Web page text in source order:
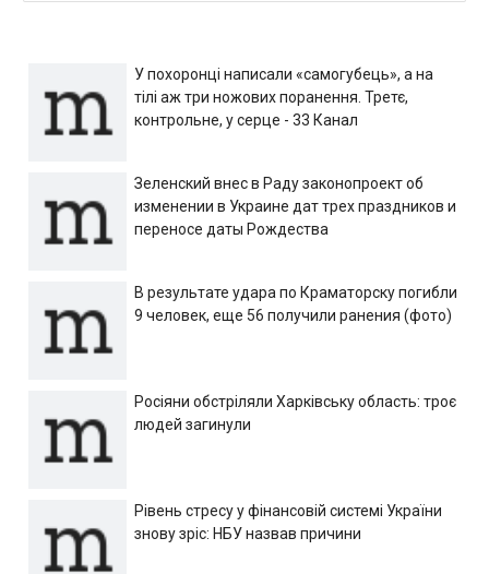
У похоронці написали «самогубець», а на
тілі аж три ножових поранення. Третє,
контрольне, у серце - 33 Канал
Зеленский внес в Раду законопроект об
изменении в Украине дат трех праздников и
переносе даты Рождества
В результате удара по Краматорску погибли
9 человек, еще 56 получили ранения (фото)
Росіяни обстріляли Харківську область: троє
людей загинули
Рівень стресу у фінансовій системі України
знову зріс: НБУ назвав причини